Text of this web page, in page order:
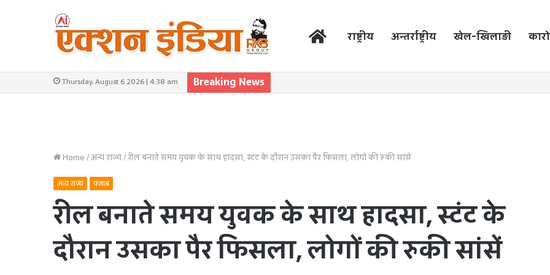
राष्ट्रीय अन्तर्राष्ट्रीय खेल-खिलाड़ी
Thursday, August 6 2026 | 4:38 am Breaking News
Home/अन्य राज्य/रील बनाते समय युवक के साथ हादसा, स्टंट के दौरान उसका पैर फिसला, लोगों की रुकी सांसें
अन्य राज्य पंजाब
रील बनाते समय युवक के साथ हादसा, स्टंट के
दौरान उसका पैर फिसला, लोगों की रुकी सांसें